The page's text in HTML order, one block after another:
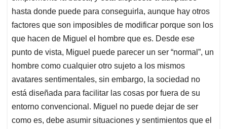
hasta donde puede para conseguirla, aunque hay otros
factores que son imposibles de modificar porque son los
que hacen de Miguel el hombre que es. Desde ese
punto de vista, Miguel puede parecer un ser “normal”, un
hombre como cualquier otro sujeto a los mismos
avatares sentimentales, sin embargo, la sociedad no
está diseñada para facilitar las cosas por fuera de su
entorno convencional. Miguel no puede dejar de ser
como es, debe asumir situaciones y sentimientos que el